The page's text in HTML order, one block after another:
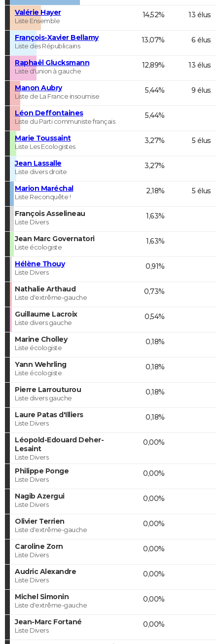
Valérie Hayer
Liste Ensemble
14,52% 13 élus
François-Xavier Bellamy
Liste des Républicains
13,07% 6 élus
Raphaël Glucksmann
Liste d'union à gauche
12,89% 13 élus
Manon Aubry
Liste de La France insoumise
5,44% 9 élus
Léon Deffontaines
Liste du Parti communiste français
5,44%
Marie Toussaint
Liste Les Ecologistes
3,27% 5 élus
Jean Lassalle
Liste divers droite
3,27%
Marion Maréchal
Liste Reconquête !
2,18% 5 élus
François Asselineau
Liste Divers
1,63%
Jean Marc Governatori
Liste écologiste
1,63%
Hélène Thouy
Liste Divers
0,91%
Nathalie Arthaud
Liste d'extrême-gauche
0,73%
Guillaume Lacroix
Liste divers gauche
0,54%
Marine Cholley
Liste écologiste
0,18%
Yann Wehrling
Liste écologiste
0,18%
Pierre Larrouturou
Liste divers gauche
0,18%
Laure Patas d'Illiers
Liste Divers
0,18%
Léopold-Edouard Deher-
Lesaint
Liste Divers
0,00%
Philippe Ponge
Liste Divers
0,00%
Nagib Azergui
Liste Divers
0,00%
Olivier Terrien
Liste d'extrême-gauche
0,00%
Caroline Zorn
Liste Divers
0,00%
Audric Alexandre
Liste Divers
0,00%
Michel Simonin
Liste d'extrême-gauche
0,00%
Jean-Marc Fortané
Liste Divers
0,00%